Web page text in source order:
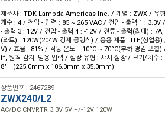
제조사 : TDK-Lambda Americas Inc. / 계열 : ZWX / 유형
개수 : 4 / 전압 - 입력 : 85 ~ 265 VAC / 전압 - 출력 1 : 3.3V
- 출력 3 : 12V / 전압 - 출력 4 : -12V / 전류 - 출력(최대) :
(와트) : 120W(204W 강제 공랭식) / 응용 제품 : ITE(상업용
V) / 효율 : 81% / 작동 온도 : -10°C ~ 70°C(부하 경감 포함
ff, 원격 감지, 범용 입력 / 실장 유형 : 섀시 실장 / 크기/치수
8" H(225.0mm x 106.0mm x 35.0mm)
상품번호 : 2467289
ZWX240/L2
AC/DC CNVRTR 3.3V 5V +/-12V 120W